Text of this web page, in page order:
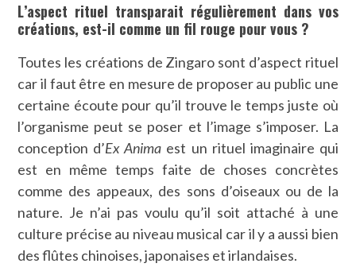
L’aspect rituel transparait régulièrement dans vos
créations, est-il comme un fil rouge pour vous ?
Toutes les créations de Zingaro sont d’aspect rituel
car il faut être en mesure de proposer au public une
certaine écoute pour qu’il trouve le temps juste où
l’organisme peut se poser et l’image s’imposer. La
conception d’Ex Anima est un rituel imaginaire qui
est en même temps faite de choses concrètes
comme des appeaux, des sons d’oiseaux ou de la
nature. Je n’ai pas voulu qu’il soit attaché à une
culture précise au niveau musical car il y a aussi bien
des flûtes chinoises, japonaises et irlandaises.